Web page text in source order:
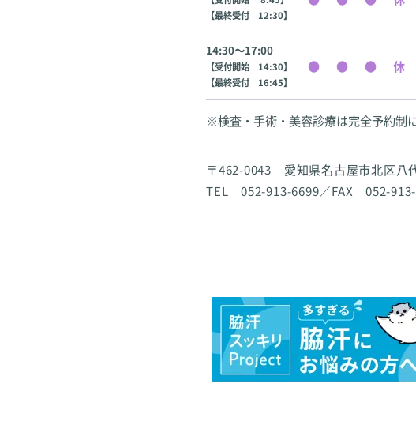
【最終受付 12:30】
14:30〜17:00
【受付開始 14:30】
【最終受付 16:45】
※検査・手術・美容診療は完全予約制に
〒462-0043 愛知県名古屋市北区八
TEL 052-913-6699／FAX 052-